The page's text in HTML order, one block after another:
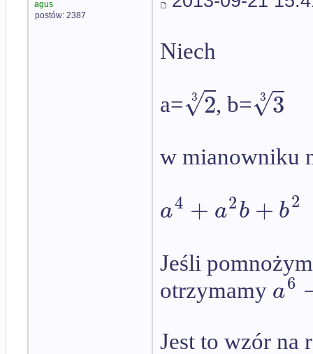
agus
postów: 2387
Niech
a= 2
√
3 , b= 3
√
3
w mianowniku
a4 + a2b + b2
Jeśli
otrzymamy a6
Jest to wzór na